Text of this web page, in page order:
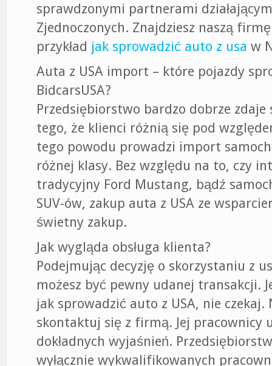
sprawdzonymi partnerami
Zjednoczonych. Znajdziesz naszą
przykład jak sprowadzić auto z usa w
Auta z USA import – które pojazdy
BidcarsUSA?
Przedsiębiorstwo bardzo dobrze zdaje
tego, że klienci różnią się pod
tego powodu prowadzi import
różnej klasy. Bez względu na to, czy
tradycyjny Ford Mustang, bądź
SUV-ów, zakup auta z USA ze
świetny zakup.
Jak wygląda obsługa klienta?
Podejmując decyzję o skorzystaniu z
możesz być pewny udanej transakcji.
jak sprowadzić auto z USA, nie
skontaktuj się z firmą. Jej pracownicy
dokładnych wyjaśnień.
wyłącznie wykwalifikowanych